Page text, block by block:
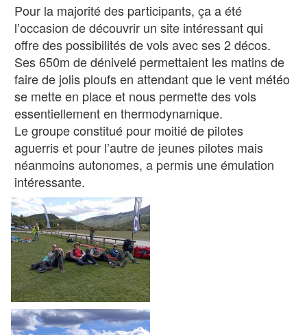
Pour la majorité des participants, ça a été
l’occasion de découvrir un site intéressant qui
offre des possibilités de vols avec ses 2 décos.
Ses 650m de dénivelé permettaient les matins de
faire de jolis ploufs en attendant que le vent météo
se mette en place et nous permette des vols
essentiellement en thermodynamique.
Le groupe constitué pour moitié de pilotes
aguerris et pour l’autre de jeunes pilotes mais
néanmoins autonomes, a permis une émulation
intéressante.